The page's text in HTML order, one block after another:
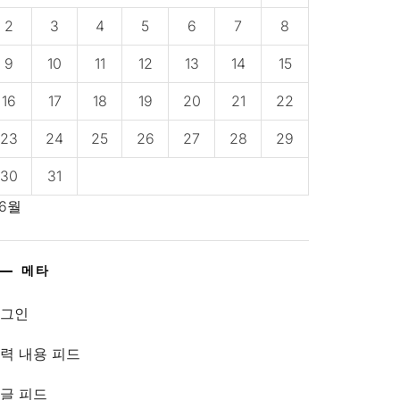
2 3 4 5 6 7 8
9 10 11 12 13 14 15
16 17 18 19 20 21 22
23 24 25 26 27 28 29
30
31
월
메타
인
내용 피드
피드